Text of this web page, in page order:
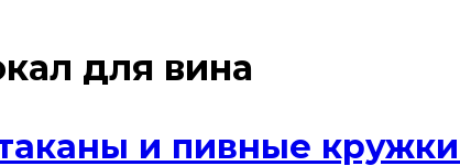
для вина
и пивные